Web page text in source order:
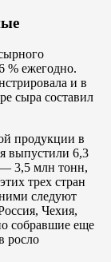
% ежегодно.
и в
сыра составил
продукции в
выпустили 6,3
3,5 млн тонн,
трех стран
следуют
Чехия,
собравшие еще
росло